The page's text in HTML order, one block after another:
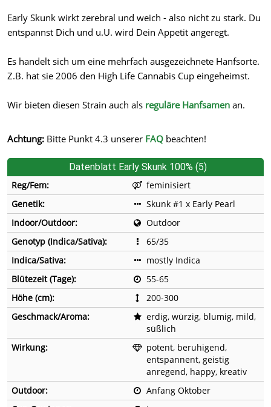
Early Skunk wirkt zerebral und weich - also nicht zu stark. Du
entspannst Dich und u.U. wird Dein Appetit angeregt.
Es handelt sich um eine mehrfach ausgezeichnete Hanfsorte.
Z.B. hat sie 2006 den High Life Cannabis Cup eingeheimst.
Wir bieten diesen Strain auch als reguläre Hanfsamen an.
Achtung: Bitte Punkt 4.3 unserer FAQ beachten!
Datenblatt Early Skunk 100% (5)
Reg/Fem:
feminisiert
Genetik:
Skunk #1 x Early Pearl
Indoor/Outdoor:
Outdoor
Genotyp (Indica/Sativa):
65/35
Indica/Sativa:
mostly Indica
Blütezeit (Tage):
55-65
Höhe (cm):
200-300
Geschmack/Aroma:
erdig, würzig, blumig, mild,
süßlich
Wirkung:
potent, beruhigend,
entspannent, geistig
anregend, happy, kreativ
Outdoor:
Anfang Oktober